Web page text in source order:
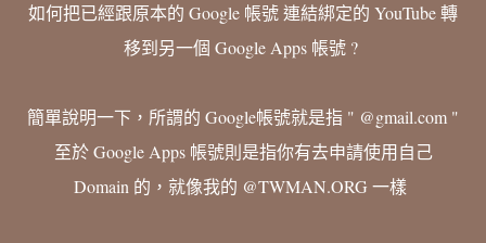
如何把已經跟原本的 Google 帳號 連結綁定的 YouTube 轉
移到另一個 Google Apps 帳號 ?
簡單說明一下，所謂的 Google帳號就是指 " @gmail.com "
至於 Google Apps 帳號則是指你有去申請使用自己
Domain 的，就像我的 @TWMAN.ORG 一樣